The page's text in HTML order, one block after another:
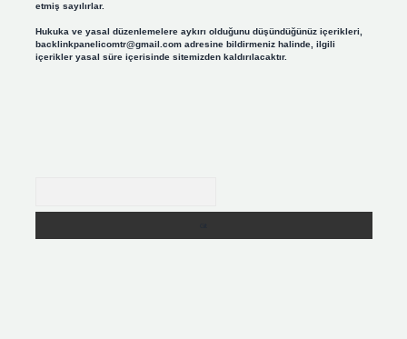
etmiş sayılırlar.
Hukuka ve yasal düzenlemelere aykırı olduğunu düşündüğünüz içerikleri,
backlinkpanelicomtr@gmail.comadresine bildirmeniz halinde, ilgili
içerikler yasal süre içerisinde sitemizden kaldırılacaktır.